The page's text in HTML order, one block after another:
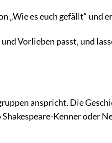
„Wie es euch gefällt“ und
Vorlieben passt, und
anspricht. Die
Kenner oder